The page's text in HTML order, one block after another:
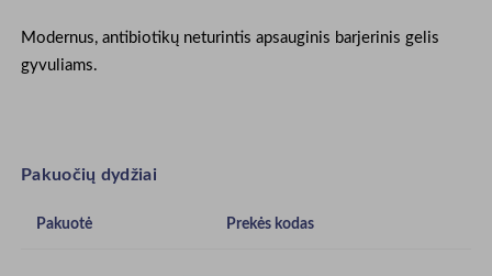
Modernus, antibiotikų neturintis apsauginis barjerinis gelis
gyvuliams.
Pakuočių dydžiai
Pakuotė Prekės kodas